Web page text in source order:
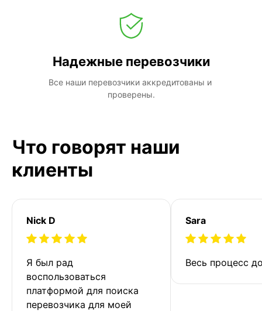
Надежные перевозчики
Все наши перевозчики аккредитованы и
проверены.
Что говорят наши
клиенты
Nick D
Я был рад
воспользоваться
платформой для поиска
перевозчика для моей
Sara
Весь процесс